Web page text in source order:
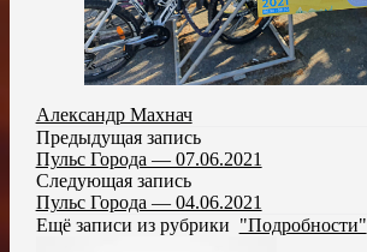
Александр Махнач
Предыдущая запись
Пульс Города — 07.06.2021
Следующая запись
Пульс Города — 04.06.2021
Ещё записи из рубрики "Подробности"